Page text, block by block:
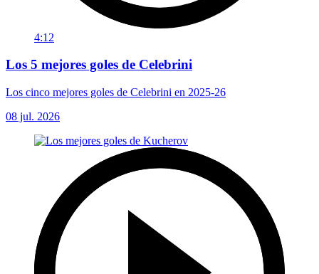
4:12
Los 5 mejores goles de Celebrini
Los cinco mejores goles de Celebrini en 2025-26
08 jul. 2026